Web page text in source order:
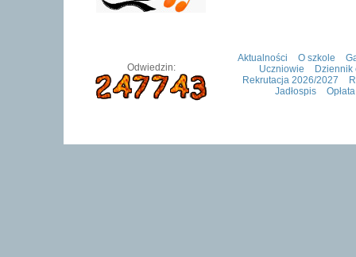
Odwiedzin:
Aktualności O szkole
Uczniowie
Dziennik
Rekrutacja 2026/2027
Jadłospis